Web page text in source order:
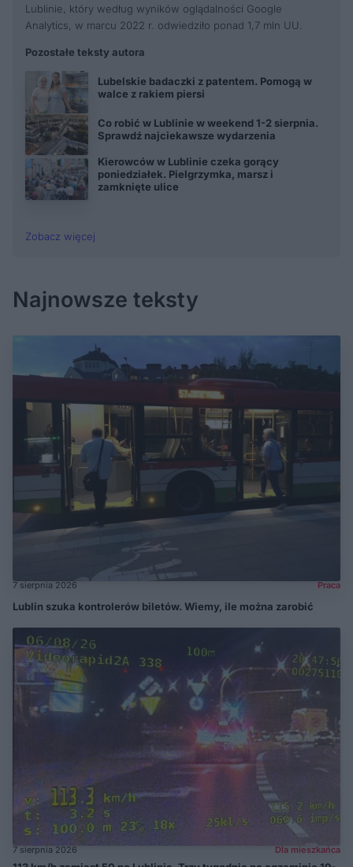
Lublinie, który według wyników oglądalności Google
Analytics, w marcu 2022 r. odwiedziło ponad 1,7 mln UU.
Pozostałe teksty autora
Lubelskie badaczki z patentem. Pomogą w
walce z rakiem piersi
Co robić w Lublinie w weekend 1-2 sierpnia.
Sprawdź najciekawsze wydarzenia
Kierowców w Lublinie czeka gorący
poniedziałek. Pielgrzymka, marsz i
zamknięte ulice
Zobacz więcej
Najnowsze teksty
7 sierpnia 2026 Praca
Lublin szuka kontrolerów biletów. Wiemy, ile można zarobić
7 sierpnia 2026 Dla mieszkańca